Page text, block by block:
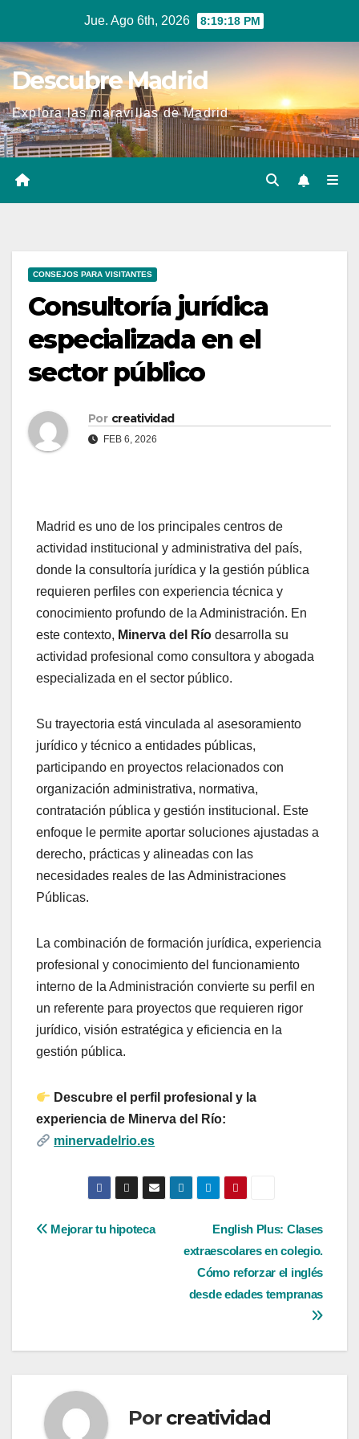
contenido
Jue. Ago 6th, 2026 8:19:18 PM
Descubre Madrid
Explora las maravillas de Madrid
CONSEJOS PARA VISITANTES
Consultoría jurídica
especializada en el
sector público
Por creatividad
FEB 6, 2026
Madrid es uno de los principales centros de
actividad institucional y administrativa del país,
donde la consultoría jurídica y la gestión pública
requieren perfiles con experiencia técnica y
conocimiento profundo de la Administración. En
este contexto, Minerva del Río desarrolla su
actividad profesional como consultora y abogada
especializada en el sector público.
Su trayectoria está vinculada al asesoramiento
jurídico y técnico a entidades públicas,
participando en proyectos relacionados con
organización administrativa, normativa,
contratación pública y gestión institucional. Este
enfoque le permite aportar soluciones ajustadas a
derecho, prácticas y alineadas con las
necesidades reales de las Administraciones
Públicas.
La combinación de formación jurídica, experiencia
profesional y conocimiento del funcionamiento
interno de la Administración convierte su perfil en
un referente para proyectos que requieren rigor
jurídico, visión estratégica y eficiencia en la
gestión pública.
Descubre el perfil profesional y la
experiencia de Minerva del Río:
minervadelrio.es
Navegación
English Plus: Clases
extraescolares en colegio.
Cómo reforzar el inglés
desde edades tempranas
Mejorar tu hipoteca
Por creatividad